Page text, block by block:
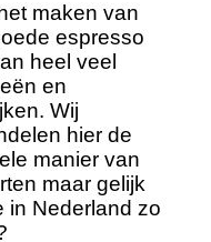
maken van
espresso
heel veel
en
Wij
hier de
manier van
maar gelijk
in Nederland zo